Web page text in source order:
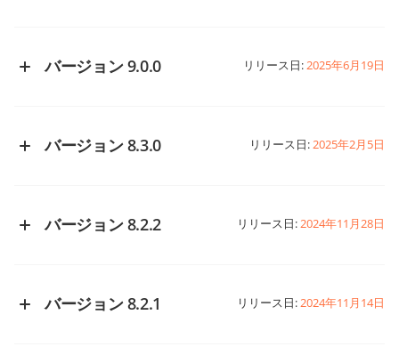
バージョン 9.0.0 リリース日:2025年6月19日
バージョン 8.3.0 リリース日:2025年2月5日
バージョン 8.2.2 リリース日:2024年11月28日
バージョン 8.2.1 リリース日:2024年11月14日